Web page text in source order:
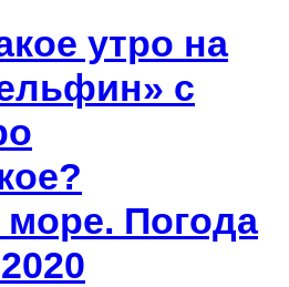
утро на
с
Погода